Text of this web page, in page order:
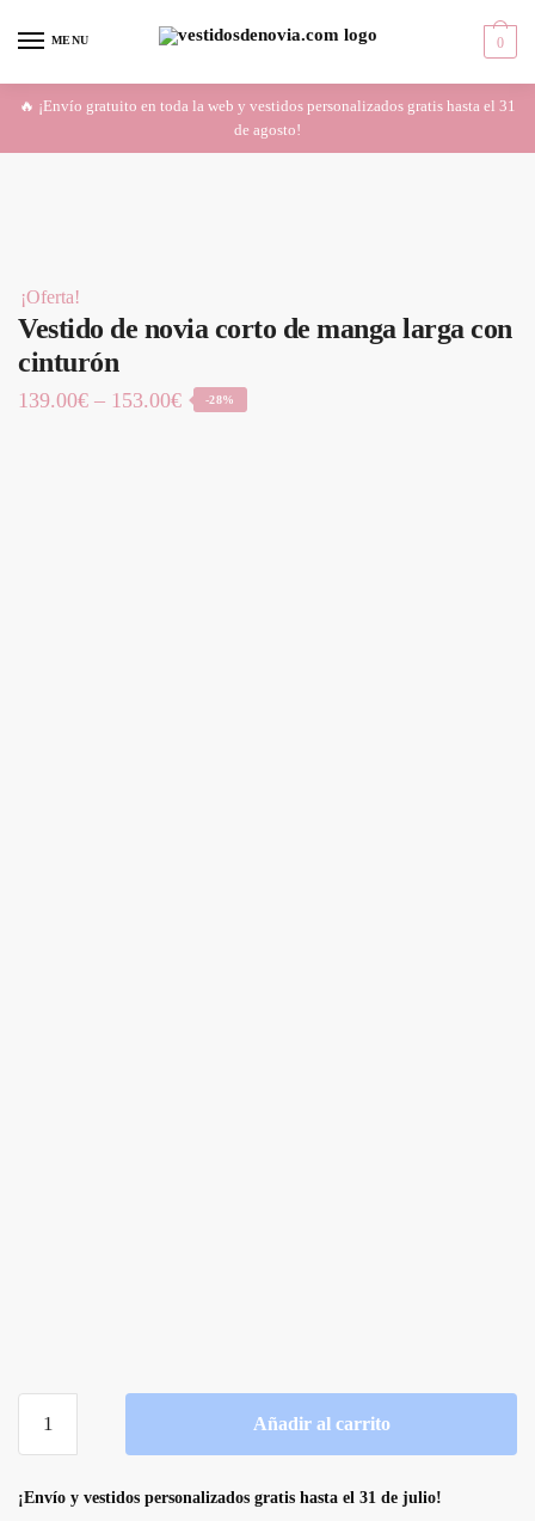
MENU 0
🔥 ¡Envío gratuito en toda la web y vestidos personalizados gratis hasta el 31
de agosto!
¡Oferta!
Vestido de novia corto de manga larga con
cinturón
139.00€ – 153.00€ -28%
corto
Añadir al carrito
¡Envío y vestidos personalizados gratis hasta el 31 de julio!